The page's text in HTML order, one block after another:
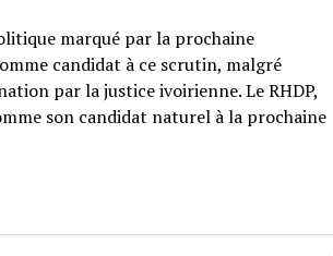
marqué par la prochaine
candidat à ce scrutin, malgré
par la justice ivoirienne. Le RHDP,
son candidat naturel à la prochaine